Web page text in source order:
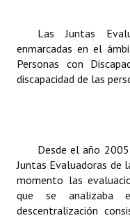
Periodistas Decanos -
Ciudadano Ilustre -
Banca del Vecino -
Reconocimientos -
Bariloche, Municipio
Las Juntas
enmarcadas en el
Personas con
discapacidad de las
Desde el año
Juntas Evaluadoras de
momento las
que se analizaba
descentralización